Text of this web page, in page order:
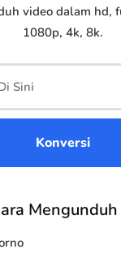
video dalam hd,
1080p, 4k, 8k.